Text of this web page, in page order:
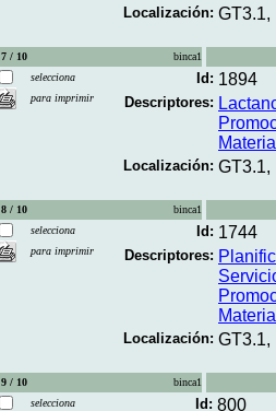
Localización: GT3.1,
7 / 10
binca1
selecciona
para imprimir
Id: 1894
Descriptores:
Localización: GT3.1,
8 / 10
binca1
selecciona
para imprimir
Id: 1744
Descriptores:
Localización: GT3.1,
9 / 10
binca1
selecciona
Id: 800